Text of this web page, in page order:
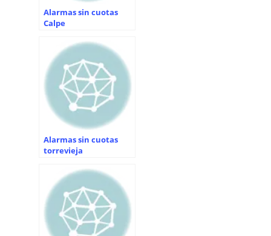
Alarmas sin cuotas
Calpe
Alarmas sin cuotas
torrevieja